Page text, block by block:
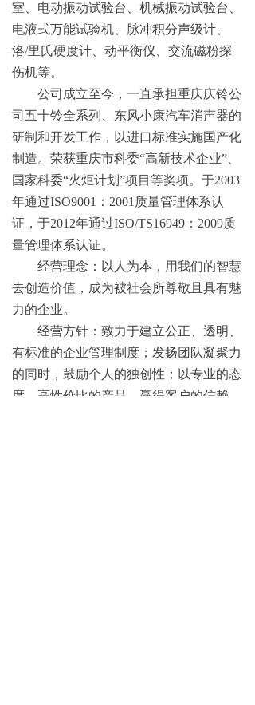
室、 电动振动试验台、机械振动试验台、
电液式万能试验机、脉冲积分声级计、
洛/里氏硬度计、 动平衡仪、交流磁粉探
伤机等。
公司成立至今，一直承担重庆庆铃公
司五十铃全系列 、东风小康汽车消声器的
研制和开发工作，以进口标准实施国产化
制造。 荣获重庆市科委“高新技术企业”
国家科委“火炬计划 ”项目 等奖项。 于2003
年通过ISO9001 ： 2001 质量管理体系认
证， 于201 2年通过ISO/TS16949 ： 2009质
量管理体系认证。
经营理念：以人为本，用我们的智慧
去创造价值，成为被社会所尊敬且具有魅
力的企业。
经营方针：致力于建立公正、透明、
有标准的企业管理制度；发扬团队凝聚力
的同时，鼓励个人的独创性；以专业的态
度、高性价比的产品，赢得客户的信赖，